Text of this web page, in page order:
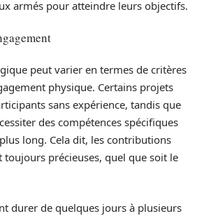
armés pour atteindre leurs objectifs.
peut varier en termes de critères
physique. Certains projets
sans expérience, tandis que
des compétences spécifiques
long. Cela dit, les contributions
toujours précieuses, quel que soit le
durer de quelques jours à plusieurs